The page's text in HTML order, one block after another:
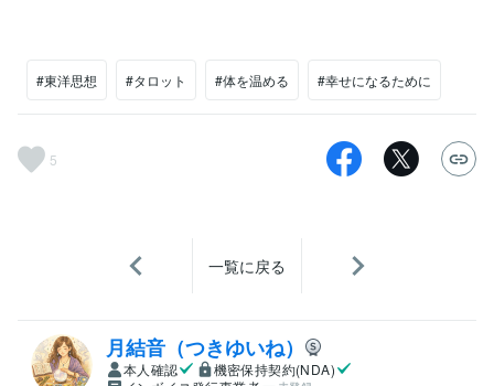
#東洋思想 #タロット #体を温める #幸せになるために
5
一覧に戻る
月結音（つきゆいね）
本人確認
機密保持契約(NDA)